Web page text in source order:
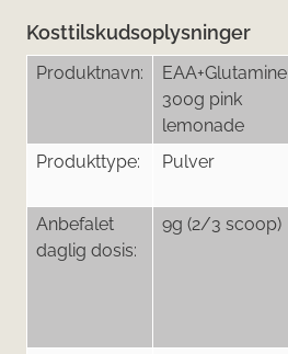
Kosttilskudsoplysninger
Produktnavn:
EAA+Glutamine
300g pink
lemonade
Produkttype: Pulver
Anbefalet
daglig dosis:
9g (2/3 scoop)